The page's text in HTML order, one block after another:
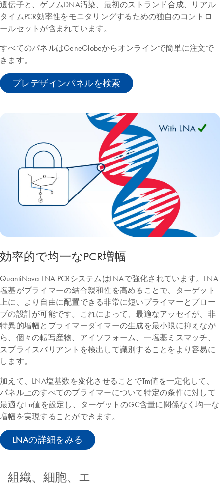
遺伝子と、ゲノムDNA汚染、最初のストランド合成、リアル
タイムPCR効率性をモニタリングするための独自のコントロ
ールセットが含まれています。
すべてのパネルはGeneGlobeからオンラインで簡単に注文で
きます。
プレデザインパネルを検索
効率的で均一なPCR増幅
QuantiNova LNA PCRシステムはLNAで強化されています。LNA
塩基がプライマーの結合親和性を高めることで、ターゲット
上に、より自由に配置できる非常に短いプライマーとプロー
ブの設計が可能です。これによって、最適なアッセイが、非
特異的増幅とプライマーダイマーの生成を最小限に抑えなが
ら、個々の転写産物、アイソフォーム、一塩基ミスマッチ、
スプライスバリアントを検出して識別することをより容易に
します。
加えて、LNA塩基数を変化させることでTm値を一定化して、
パネル上のすべてのプライマーについて特定の条件に対して
最適なTm値を設定し、ターゲットのGC含量に関係なく均一な
増幅を実現することができます。
LNAの詳細をみる
組織、細胞、エ